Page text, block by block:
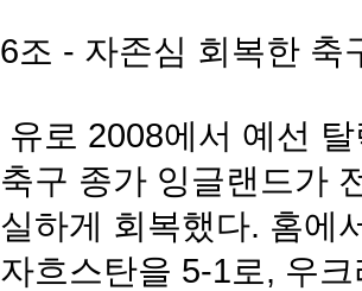
6조 - 자존심 회복한 축
유로 2008에서 예선
축구 종가 잉글랜드가
실하게 회복했다. 홈에
자흐스탄을 5-1로, 우